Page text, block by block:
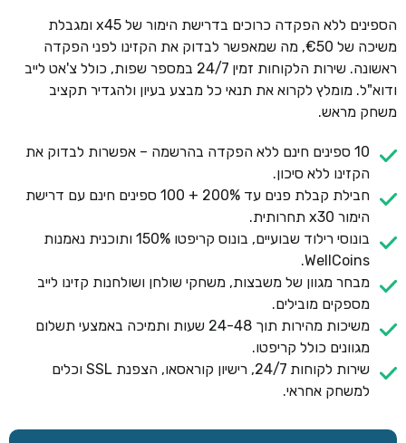
הספינים ללא הפקדה כרוכים בדרישת הימור של x45 ומגבלת
משיכה של €50, מה שמאפשר לבדוק את הקזינו לפני הפקדה
ראשונה. שירות הלקוחות זמין 24/7 במספר שפות, כולל צ'אט לייב
ודוא"ל. מומלץ לקרוא את תנאי כל מבצע בעיון ולהגדיר תקציב
משחק מראש.
10 ספינים חינם ללא הפקדה בהרשמה – אפשרות לבדוק את
הקזינו ללא סיכון.
חבילת קבלת פנים עד 200% + 100 ספינים חינם עם דרישת
הימור x30 תחרותית.
בונוסי רילוד שבועיים, בונוס קריפטו 150% ותוכנית נאמנות
WellCoins.
מבחר מגוון של משבצות, משחקי שולחן ושולחנות קזינו לייב
מספקים מובילים.
משיכות מהירות תוך 24-48 שעות ותמיכה באמצעי תשלום
מגוונים כולל קריפטו.
שירות לקוחות 24/7, רישיון קוראסאו, הצפנת SSL וכלים
למשחק אחראי.